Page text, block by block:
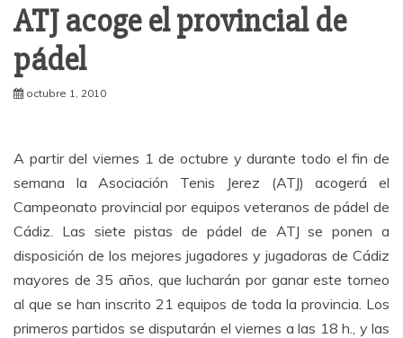
ATJ acoge el provincial de
pádel
octubre 1, 2010
A partir del viernes 1 de octubre y durante todo el fin de
semana la Asociación Tenis Jerez (ATJ) acogerá el
Campeonato provincial por equipos veteranos de pádel de
Cádiz. Las siete pistas de pádel de ATJ se ponen a
disposición de los mejores jugadores y jugadoras de Cádiz
mayores de 35 años, que lucharán por ganar este torneo
al que se han inscrito 21 equipos de toda la provincia. Los
primeros partidos se disputarán el viernes a las 18 h., y las